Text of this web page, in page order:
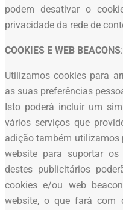
podem desativar o
privacidade da rede de
COOKIES E WEB BEACONS:
Utilizamos cookies para
as suas preferências
Isto poderá incluir um
vários serviços que
adição também utilizamos
website para suportar
destes publicitários
cookies e/ou web
website, o que fará com